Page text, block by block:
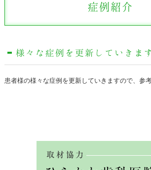
症例紹介
様々な症例を更新していきま
患者様の様々な症例を更新していきますので、参